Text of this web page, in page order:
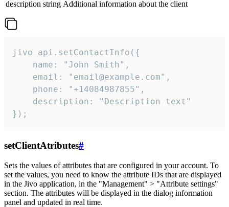
description string Additional information about the client
jivo_api.setContactInfo({
    name: "John Smith",
    email: "email@example.com",
    phone: "+14084987855",
    description: "Description text"
});
setClientAtributes#
Sets the values ​​of attributes that are configured in your account. To
set the values, you need to know the attribute IDs that are displayed
in the Jivo application, in the "Management" > "Attribute settings"
section. The attributes will be displayed in the dialog information
panel and updated in real time.